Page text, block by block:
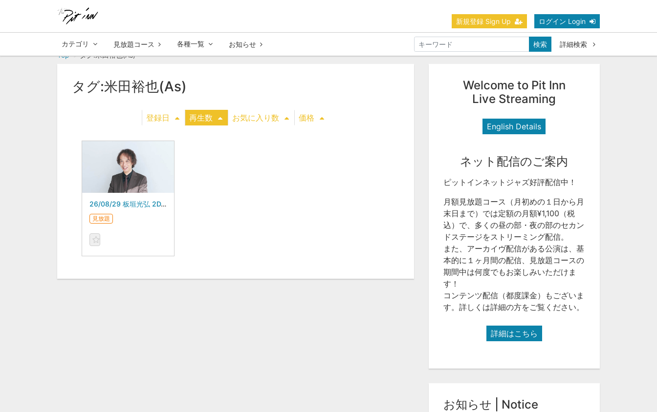
新規登録 Sign Up ログイン Login
カテゴリ 見放題コース 各種一覧 お知らせ 検索
詳細検索
Top
タグ:米田裕也(As)
タグ:米田裕也(As)
登録日 再生数 お気に入り数 価格
26/08/29 板垣光弘 2DAYS
見放題
Welcome to Pit Inn
Live Streaming
English Details
ネット配信のご案内
ピットインネットジャズ好評配信中！
月額見放題コース（月初めの１日から月
末日まで）では定額の月額¥1,100（税
込）で、多くの昼の部・夜の部のセカン
ドステージをストリーミング配信。
また、アーカイヴ配信がある公演は、基
本的に１ヶ月間の配信、見放題コースの
期間中は何度でもお楽しみいただけま
す！
コンテンツ配信（都度課金）もございま
す。詳しくは詳細の方をご覧ください。
詳細はこちら
お知らせ | Notice